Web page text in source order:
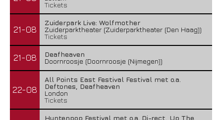
Tickets
21-08
Zuiderpark Live: Wolfmother
Zuiderparktheater (Zuiderparktheater (Den Haag))
Tickets
21-08
Deafheaven
Doornroosje (Doornroosje (Nijmegen))
22-08
All Points East Festival Festival met o.a.
Deftones, Deafheaven
London
Tickets
Huntenpop Festival met o.a. Di-rect, Up The